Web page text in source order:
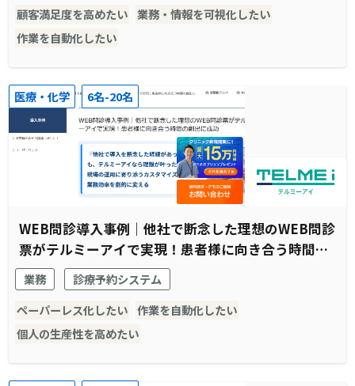
顧客満足度を高めたい 業務・情報を可視化したい
作業を自動化したい
医療・化学 6名-20名
WEB問診導入事例｜他社で断念した理想のWEB問診
票がテルミーアイで実現！患者様に向き合う時間の
創出に成功
業務
診療予約システム
ペーパーレス化したい 作業を自動化したい
個人の生産性を高めたい